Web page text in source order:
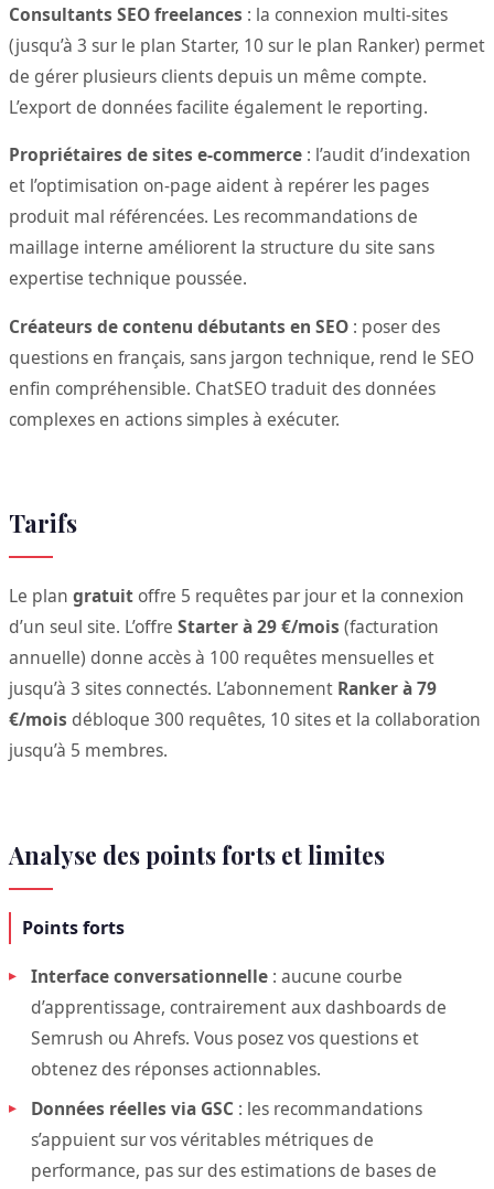
Consultants SEO freelances : la connexion multi-sites
(jusqu’à 3 sur le plan Starter, 10 sur le plan Ranker) permet
de gérer plusieurs clients depuis un même compte.
L’export de données facilite également le reporting.
Propriétaires de sites e-commerce : l’audit d’indexation
et l’optimisation on-page aident à repérer les pages
produit mal référencées. Les recommandations de
maillage interne améliorent la structure du site sans
expertise technique poussée.
Créateurs de contenu débutants en SEO : poser des
questions en français, sans jargon technique, rend le SEO
enfin compréhensible. ChatSEO traduit des données
complexes en actions simples à exécuter.
Tarifs
Le plan gratuit offre 5 requêtes par jour et la connexion
d’un seul site. L’offre Starter à 29 €/mois (facturation
annuelle) donne accès à 100 requêtes mensuelles et
jusqu’à 3 sites connectés. L’abonnement Ranker à 79
€/mois débloque 300 requêtes, 10 sites et la collaboration
jusqu’à 5 membres.
Analyse des points forts et limites
Points forts
Interface conversationnelle : aucune courbe
d’apprentissage, contrairement aux dashboards de
Semrush ou Ahrefs. Vous posez vos questions et
obtenez des réponses actionnables.
Données réelles via GSC : les recommandations
s’appuient sur vos véritables métriques de
performance, pas sur des estimations de bases de